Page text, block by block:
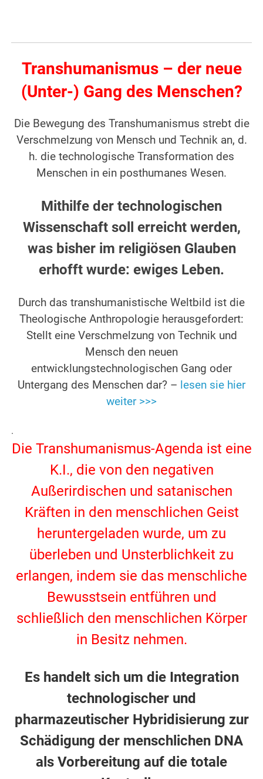
Transhumanismus – der neue
(Unter-) Gang des Menschen?
Die Bewegung des Transhumanismus strebt die
Verschmelzung von Mensch und Technik an, d.
h. die technologische Transformation des
Menschen in ein posthumanes Wesen.
Mithilfe der technologischen
Wissenschaft soll erreicht werden,
was bisher im religiösen Glauben
erhofft wurde: ewiges Leben.
Durch das transhumanistische Weltbild ist die
Theologische Anthropologie herausgefordert:
Stellt eine Verschmelzung von Technik und
Mensch den neuen
entwicklungstechnologischen Gang oder
Untergang des Menschen dar? – lesen sie hier
weiter >>>
.
Die Transhumanismus-Agenda ist eine
K.I., die von den negativen
Außerirdischen und satanischen
Kräften in den menschlichen Geist
heruntergeladen wurde, um zu
überleben und Unsterblichkeit zu
erlangen, indem sie das menschliche
Bewusstsein entführen und
schließlich den menschlichen Körper
in Besitz nehmen.
Es handelt sich um die Integration
technologischer und
pharmazeutischer Hybridisierung zur
Schädigung der menschlichen DNA
als Vorbereitung auf die totale